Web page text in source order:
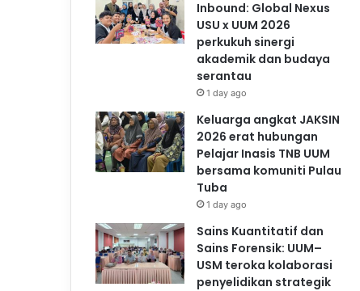
Inbound: Global Nexus
USU x UUM 2026
perkukuh sinergi
akademik dan budaya
serantau
1 day ago
Keluarga angkat JAKSIN
2026 erat hubungan
Pelajar Inasis TNB UUM
bersama komuniti Pulau
Tuba
1 day ago
Sains Kuantitatif dan
Sains Forensik: UUM–
USM teroka kolaborasi
penyelidikan strategik